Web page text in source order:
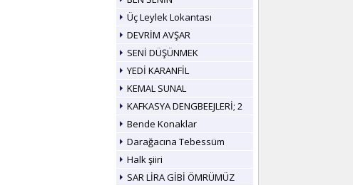
Üç Leylek Lokantası
DEVRİM AVŞAR
SENİ DÜŞÜNMEK
YEDİ KARANFİL
KEMAL SUNAL
KAFKASYA DENGBEEJLERİ; 2
Bende Konaklar
Darağacına Tebessüm
Halk şiiri
SAR LİRA GİBİ ÖMRÜMÜZ